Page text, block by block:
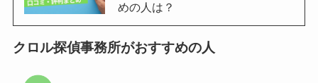
めの人は？
クロル探偵事務所がおすすめの人